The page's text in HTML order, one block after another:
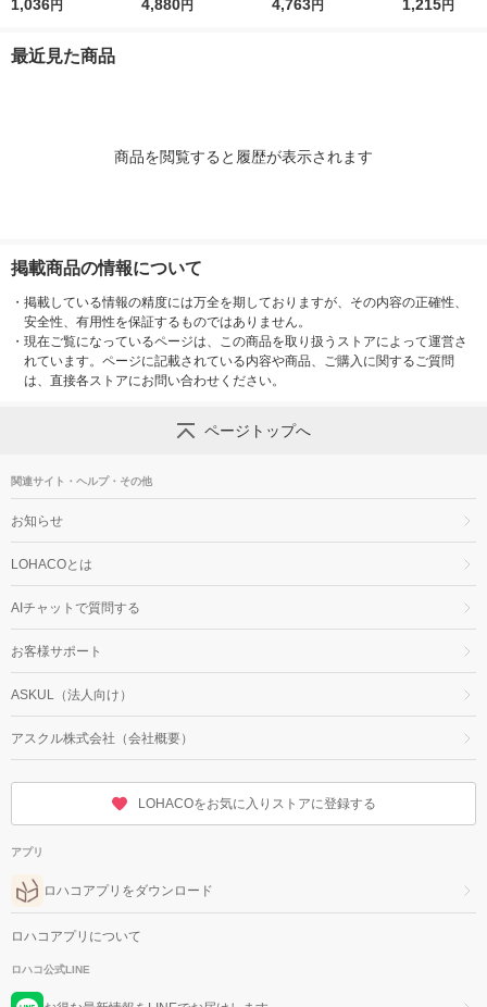
リコ ポスカ 75g 2
初期むし歯対策ガム
1,036円
リコ ポスカ（POs-C
4,880円
プラス 500g 1セット
4,763円
プラス 500g
1,215円
最近見た商品
商品を閲覧すると履歴が表示されます
掲載商品の情報について
・ 掲載している情報の精度には万全を期しておりますが、その内容の正確性、
安全性、有用性を保証するものではありません。
・ 現在ご覧になっているページは、この商品を取り扱うストアによって運営さ
れています。ページに記載されている内容や商品、ご購入に関するご質問
は、直接各ストアにお問い合わせください。
ページトップへ
関連サイト・ヘルプ・その他
お知らせ
LOHACOとは
AIチャットで質問する
お客様サポート
ASKUL（法人向け）
アスクル株式会社（会社概要）
LOHACOをお気に入りストアに登録する
アプリ
ロハコアプリをダウンロード
ロハコアプリについて
ロハコ公式LINE